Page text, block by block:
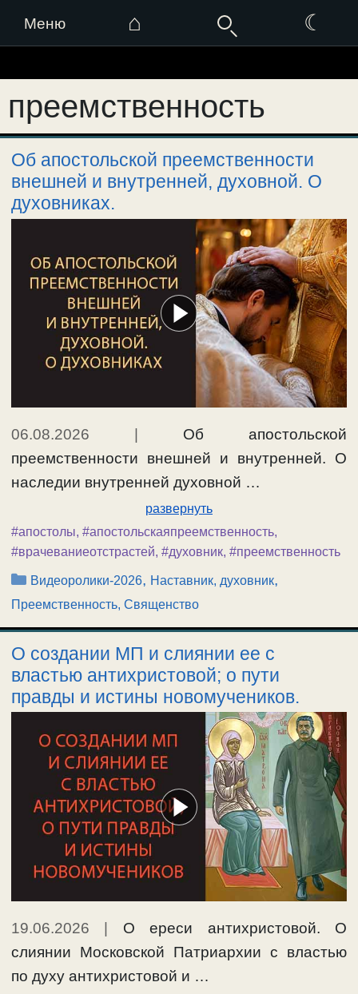
Меню ⌂ ☾
к
содержимому
преемственность
Об апостольской преемственности
внешней и внутренней, духовной. О
духовниках.
06.08.2026 | Об апостольской
преемственности внешней и внутренней. О
наследии внутренней духовной …
развернуть
#апостолы, #апостольскаяпреемственность,
#врачеваниеотстрастей, #духовник, #преемственность
Рубрики
Видеоролики-2026, Наставник, духовник,
Преемственность, Священство
О создании МП и слиянии ее с
властью антихристовой; о пути
правды и истины новомучеников.
19.06.2026 | О ереси антихристовой. О
слиянии Московской Патриархии с властью
по духу антихристовой и …